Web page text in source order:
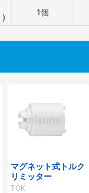
) 1個
マグネット式トルク
リミッター
TOK